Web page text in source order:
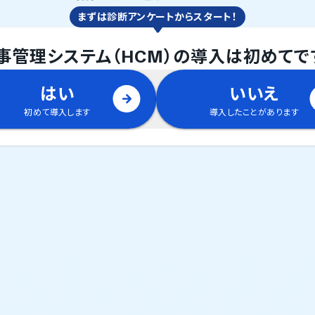
まずは診断アンケートからスタート！
管理システム（HCM） の導入は初めてで
はい
初めて導入します
いいえ
導入したことがあります